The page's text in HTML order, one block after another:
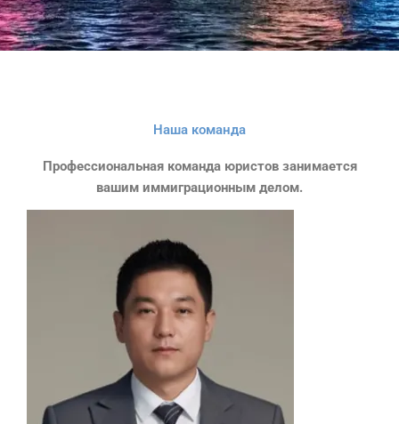
Наша команда
Профессиональная команда юристов занимается
вашим иммиграционным делом.